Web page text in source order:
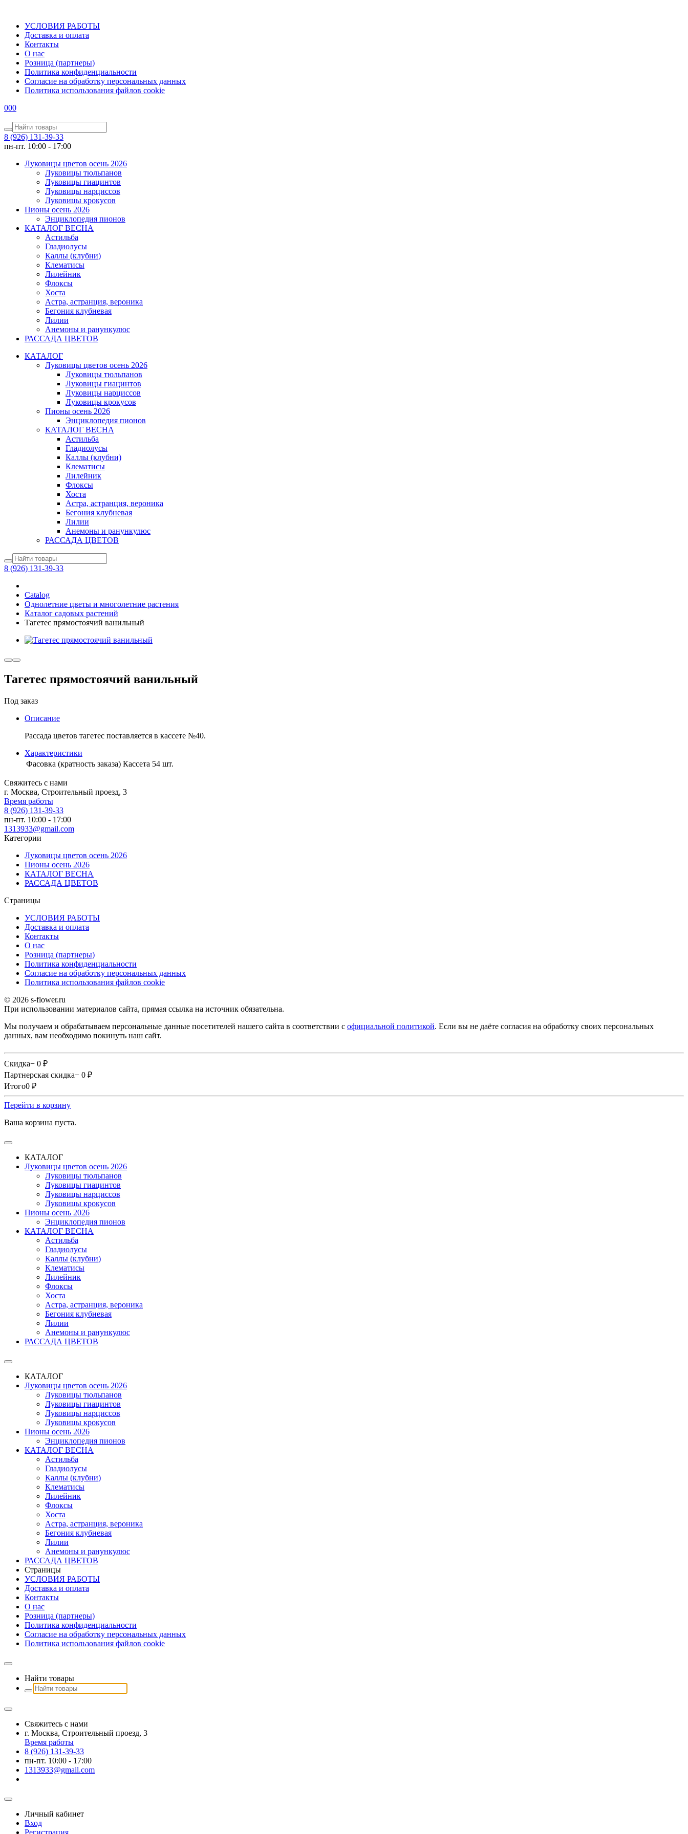
УСЛОВИЯ РАБОТЫ
Доставка и оплата
Контакты
О наc
Розница (партнеры)
Политика конфиденциальности
Согласие на обработку персональных данных
Политика использования файлов сookie
000
8 (926) 131-39-33
пн-пт. 10:00 - 17:00
Луковицы цветов осень 2026
Луковицы тюльпанов
Луковицы гиацинтов
Луковицы нарциссов
Луковицы крокусов
Пионы осень 2026
Энциклопедия пионов
КАТАЛОГ ВЕСНА
Астильба
Гладиолусы
Каллы (клубни)
Клематисы
Лилейник
Флоксы
Хоста
Астра, астранция, вероника
Бегония клубневая
Лилии
Анемоны и ранункулюс
РАССАДА ЦВЕТОВ
КАТАЛОГ
Луковицы цветов осень 2026
Луковицы тюльпанов
Луковицы гиацинтов
Луковицы нарциссов
Луковицы крокусов
Пионы осень 2026
Энциклопедия пионов
КАТАЛОГ ВЕСНА
Астильба
Гладиолусы
Каллы (клубни)
Клематисы
Лилейник
Флоксы
Хоста
Астра, астранция, вероника
Бегония клубневая
Лилии
Анемоны и ранункулюс
РАССАДА ЦВЕТОВ
8 (926) 131-39-33
Catalog
Однолетние цветы и многолетние растения
Каталог садовых растений
Тагетес прямостоячий ванильный
Тагетес прямостоячий ванильный
Под заказ
Описание
Рассада цветов тагетес поставляется в кассете №40.
Характеристики
Фасовка (кратность заказа) Кассета 54 шт.
Свяжитесь с нами
г. Москва, Строительный проезд, 3
Время работы
8 (926) 131-39-33
пн-пт. 10:00 - 17:00
1313933@gmail.com
Категории
Луковицы цветов осень 2026
Пионы осень 2026
КАТАЛОГ ВЕСНА
РАССАДА ЦВЕТОВ
Страницы
УСЛОВИЯ РАБОТЫ
Доставка и оплата
Контакты
О наc
Розница (партнеры)
Политика конфиденциальности
Согласие на обработку персональных данных
Политика использования файлов сookie
© 2026 s-flower.ru
При использовании материалов сайта, прямая ссылка на источник обязательна.
Мы получаем и обрабатываем персональные данные посетителей нашего сайта в соответствии с официальной политикой. Если вы не даёте согласия на обработку своих персональных
данных, вам необходимо покинуть наш сайт.
Скидка− 0 ₽
Партнерская скидка− 0 ₽
Итого0 ₽
Перейти в корзину
Ваша корзина пуста.
КАТАЛОГ
Луковицы цветов осень 2026
Луковицы тюльпанов
Луковицы гиацинтов
Луковицы нарциссов
Луковицы крокусов
Пионы осень 2026
Энциклопедия пионов
КАТАЛОГ ВЕСНА
Астильба
Гладиолусы
Каллы (клубни)
Клематисы
Лилейник
Флоксы
Хоста
Астра, астранция, вероника
Бегония клубневая
Лилии
Анемоны и ранункулюс
РАССАДА ЦВЕТОВ
КАТАЛОГ
Луковицы цветов осень 2026
Луковицы тюльпанов
Луковицы гиацинтов
Луковицы нарциссов
Луковицы крокусов
Пионы осень 2026
Энциклопедия пионов
КАТАЛОГ ВЕСНА
Астильба
Гладиолусы
Каллы (клубни)
Клематисы
Лилейник
Флоксы
Хоста
Астра, астранция, вероника
Бегония клубневая
Лилии
Анемоны и ранункулюс
РАССАДА ЦВЕТОВ
Страницы
УСЛОВИЯ РАБОТЫ
Доставка и оплата
Контакты
О наc
Розница (партнеры)
Политика конфиденциальности
Согласие на обработку персональных данных
Политика использования файлов сookie
Найти товары
Свяжитесь с нами
г. Москва, Строительный проезд, 3
Время работы
8 (926) 131-39-33
пн-пт. 10:00 - 17:00
1313933@gmail.com
Личный кабинет
Вход
Регистрация